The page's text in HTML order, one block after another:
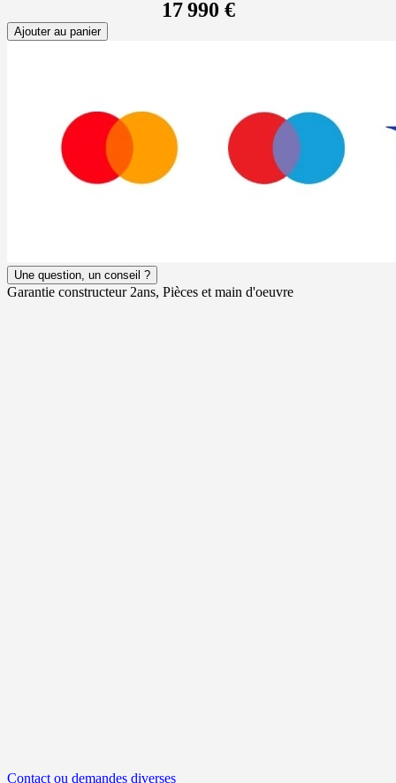
17 990 €
Ajouter au panier
Une question, un conseil ?
Garantie constructeur 2ans, Pièces et main d'oeuvre
Contact ou demandes diverses